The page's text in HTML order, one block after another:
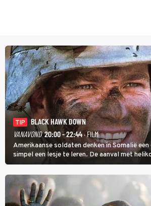
TIP
BLACK HAWK DOWN
VANAVOND 20:00 - 22:44· FILM
Amerikaanse soldaten denken in Somalië
simpel een lesje te leren. De aanval met
verloopt in Black Hawk down dramatisch.